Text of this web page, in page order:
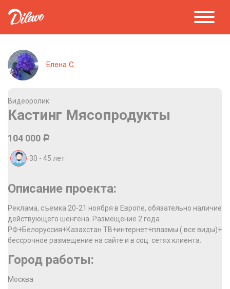
Елена С.
Видеоролик
Кастинг Мясопродукты
104 000 Р
30 - 45 лет
Описание проекта:
Реклама, съемка 20-21 ноября в Европе, обязательно наличие
действующего шенгена. Размещение 2 года
РФ+Белоруссия+Казахстан ТВ+интернет+плазмы ( все виды)+
бессрочное размещение на сайте и в соц. сетях клиента.
Город работы:
Москва